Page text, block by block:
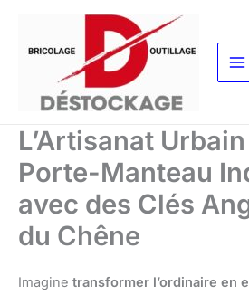
contenu
L’Artisanat
Porte-Manteau
avec des Clés
du Chêne
Imagine transformer l’ordinaire en